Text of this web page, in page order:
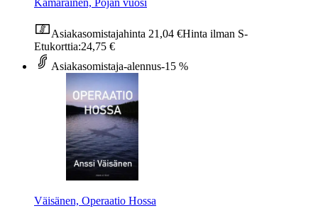
Kämäräinen, Pojan vuosi
Asiakasomistajahinta 21,04 €Hinta ilman S-
Etukorttia:24,75 €
Asiakasomistaja-alennus-15 %
Väisänen, Operaatio Hossa